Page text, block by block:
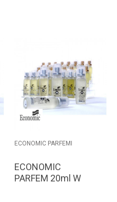
ECONOMIC PARFEMI
ECONOMIC
PARFEM 20ml W